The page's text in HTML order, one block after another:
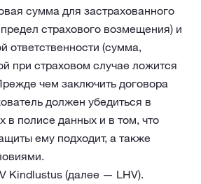
сумма для застрахованного
страхового возмещения) и
ответственности (сумма,
при страховом случае ложится
чем заключить договора
должен убедиться в
в полисе данных и в том, что
ему подходит, а также
Kindlustus (далее — LHV).